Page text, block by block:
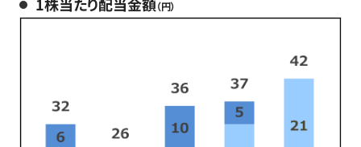
1株当たり配当金額（円）